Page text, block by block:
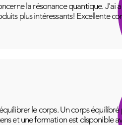
la résonance quantique. J'ai
plus intéressants! Excellente
le corps. Un corps
et une formation est disponible